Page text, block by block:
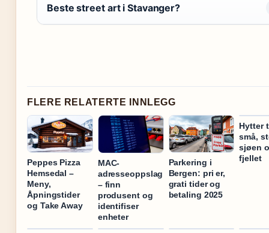
Beste street art i Stavanger?
FLERE RELATERTE INNLEGG
Peppes Pizza
Hemsedal –
Meny,
Åpningstider
og Take Away
MAC-
adresseoppslag
– finn
produsent og
identifiser
enheter
Parkering i
Bergen: pri er,
grati tider og
betaling 2025
Hytter
små,
sjøen
fjellet